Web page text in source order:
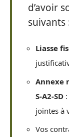
d’avoir
suivants
Liasse
Annexe
S-A2-SD
jointes à
Vos